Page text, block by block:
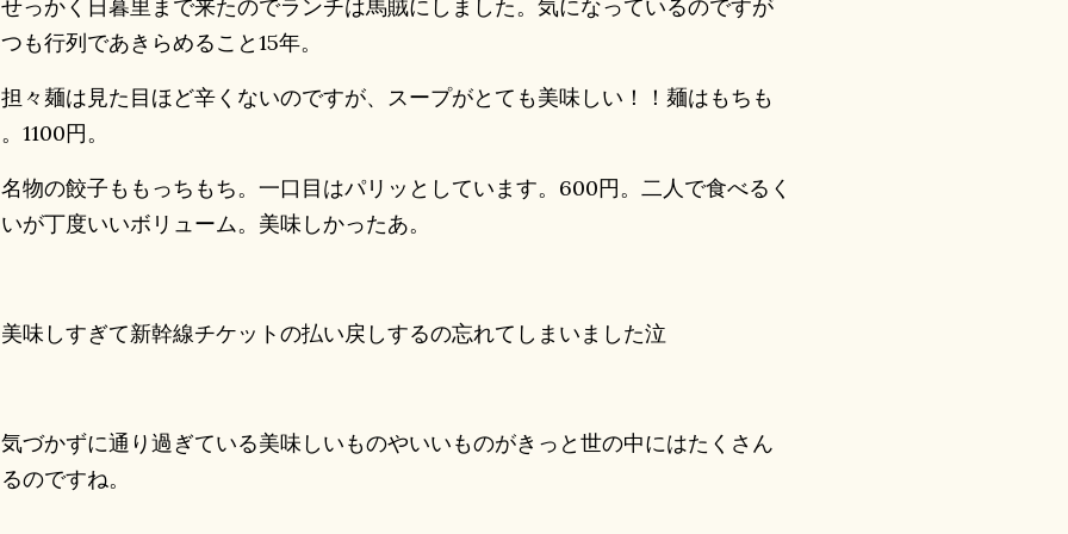
かく日暮里まで来たのでランチは馬賊にしました。気になっているのですが
も行列であきらめること15年。
麺は見た目ほど辛くないのですが、スープがとても美味しい！！麺はもちも
1100円。
の餃子ももっちもち。一口目はパリッとしています。600円。二人で食べるく
が丁度いいボリューム。美味しかったあ。
しすぎて新幹線チケットの払い戻しするの忘れてしまいました泣
かずに通り過ぎている美味しいものやいいものがきっと世の中にはたくさん
のですね。